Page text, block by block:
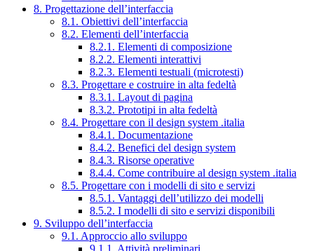
8. Progettazione dell’interfaccia
8.1. Obiettivi dell’interfaccia
8.2. Elementi dell’interfaccia
8.2.1. Elementi di composizione
8.2.2. Elementi interattivi
8.2.3. Elementi testuali (microtesti)
8.3. Progettare e costruire in alta fedeltà
8.3.1. Layout di pagina
8.3.2. Prototipi in alta fedeltà
8.4. Progettare con il design system .italia
8.4.1. Documentazione
8.4.2. Benefici del design system
8.4.3. Risorse operative
8.4.4. Come contribuire al design system .italia
8.5. Progettare con i modelli di sito e servizi
8.5.1. Vantaggi dell’utilizzo dei modelli
8.5.2. I modelli di sito e servizi disponibili
9. Sviluppo dell’interfaccia
9.1. Approccio allo sviluppo
9.1.1. Attività preliminari